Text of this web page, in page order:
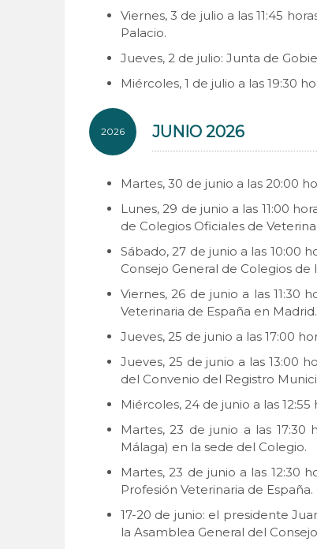
Viernes, 3 de julio a las 11:45
Palacio.
Jueves, 2 de julio: Junta de
Miércoles, 1 de julio a las 19:30
2026 JUNIO 2026
Martes, 30 de junio a las 20:00
Lunes, 29 de junio a las 11:00
de Colegios Oficiales de
Sábado, 27 de junio a las 10:00
Consejo General de Colegios
Viernes, 26 de junio a las 11:30
Veterinaria de España en Madrid.
Jueves, 25 de junio a las 17:00
Jueves, 25 de junio a las 13:00
del Convenio del Registro
Miércoles, 24 de junio a las
Martes, 23 de junio a las
Málaga) en la sede del Colegio.
Martes, 23 de junio a las 12:30
Profesión Veterinaria de España.
17-20 de junio: el presidente
la Asamblea General del